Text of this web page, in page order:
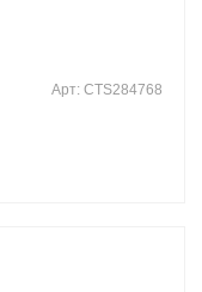
Арт: CTS284768